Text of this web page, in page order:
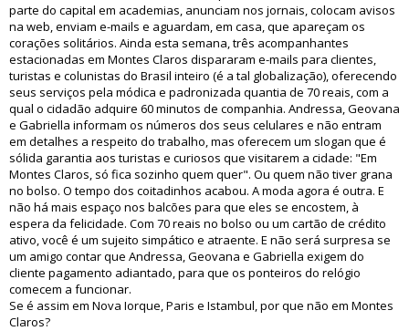
parte do capital em academias, anunciam nos jornais, colocam avisos
na web, enviam e-mails e aguardam, em casa, que apareçam os
corações solitários. Ainda esta semana, três acompanhantes
estacionadas em Montes Claros dispararam e-mails para clientes,
turistas e colunistas do Brasil inteiro (é a tal globalização), oferecendo
seus serviços pela módica e padronizada quantia de 70 reais, com a
qual o cidadão adquire 60 minutos de companhia. Andressa, Geovana
e Gabriella informam os números dos seus celulares e não entram
em detalhes a respeito do trabalho, mas oferecem um slogan que é
sólida garantia aos turistas e curiosos que visitarem a cidade: "Em
Montes Claros, só fica sozinho quem quer". Ou quem não tiver grana
no bolso. O tempo dos coitadinhos acabou. A moda agora é outra. E
não há mais espaço nos balcões para que eles se encostem, à
espera da felicidade. Com 70 reais no bolso ou um cartão de crédito
ativo, você é um sujeito simpático e atraente. E não será surpresa se
um amigo contar que Andressa, Geovana e Gabriella exigem do
cliente pagamento adiantado, para que os ponteiros do relógio
comecem a funcionar.
Se é assim em Nova Iorque, Paris e Istambul, por que não em Montes
Claros?